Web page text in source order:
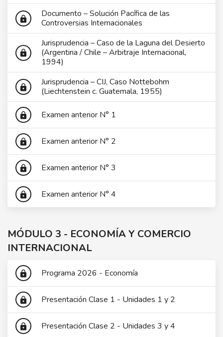
lock
Documento – Solución Pacífica de las
Controversias Internacionales
lock
Jurisprudencia – Caso de la Laguna del Desierto
(Argentina / Chile – Arbitraje Internacional,
1994)
lock
Jurisprudencia – CIJ, Caso Nottebohm
(Liechtenstein c. Guatemala, 1955)
lock Examen anterior N° 1
lock Examen anterior N° 2
lock Examen anterior N° 3
lock Examen anterior N° 4
MÓDULO 3 - ECONOMÍA Y COMERCIO
INTERNACIONAL
lock Programa 2026 - Economía
lock Presentación Clase 1 - Unidades 1 y 2
lock Presentación Clase 2 - Unidades 3 y 4